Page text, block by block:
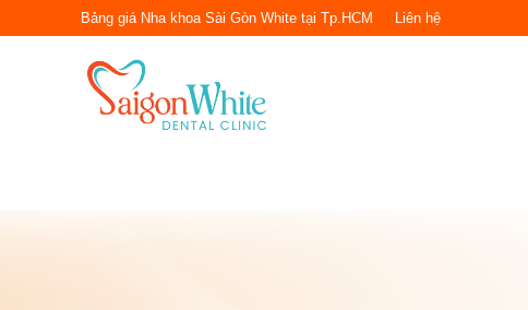
đến
Bảng giá Nha khoa Sài Gòn White tại Tp.HCM Liên hệ